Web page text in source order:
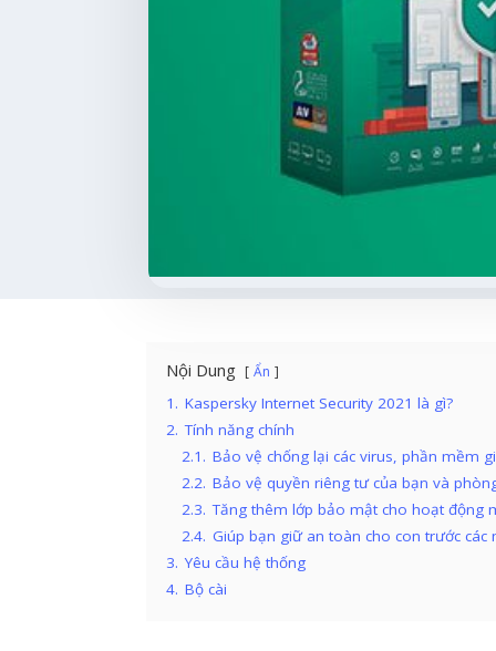
Nội Dung Ẩn
1. Kaspersky Internet Security 2021 là gì?
2. Tính năng chính
2.1. Bảo vệ chống lại các virus, phần mềm
2.2. Bảo vệ quyền riêng tư của bạn và
2.3. Tăng thêm lớp bảo mật cho hoạt động
2.4. Giúp bạn giữ an toàn cho con trước
3. Yêu cầu hệ thống
4. Bộ cài